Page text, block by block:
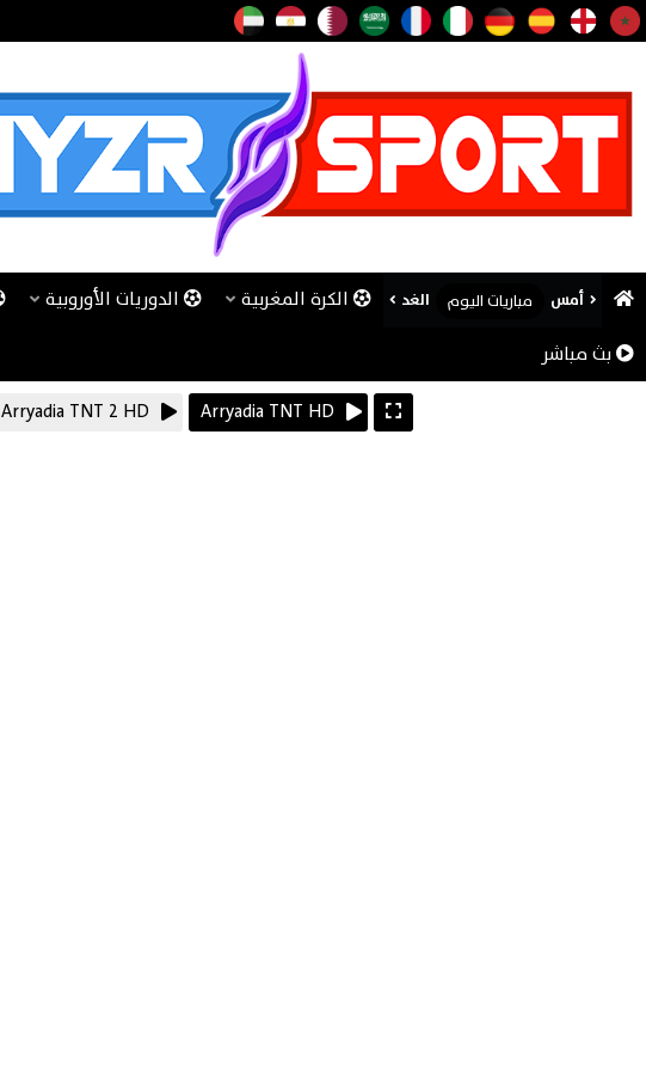
أمس مباريات اليوم الغد الكرة المغربية الدوريات الأوروبية
بث مباشر
Arryadia TNT HD
Arryadia TNT 2 HD